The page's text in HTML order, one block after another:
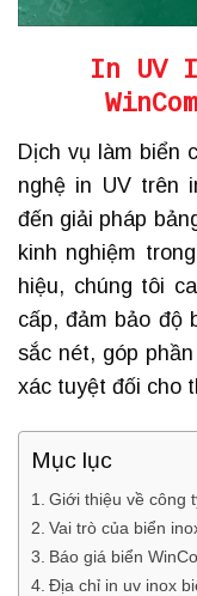
In UV
Dịch vụ làm biển
nghệ in UV trên
đến giải pháp
kinh nghiệm
hiệu, chúng tôi
cấp, đảm bảo độ
sắc nét, góp
xác tuyệt đối cho
Mục lục
Giới thiệu về công
Vai trò của biển
Báo giá biển
Địa chỉ in uv inox